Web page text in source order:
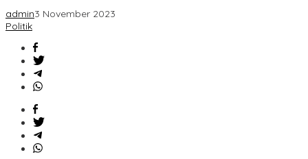
Jumlahnya
admin3 November 2023
Politik